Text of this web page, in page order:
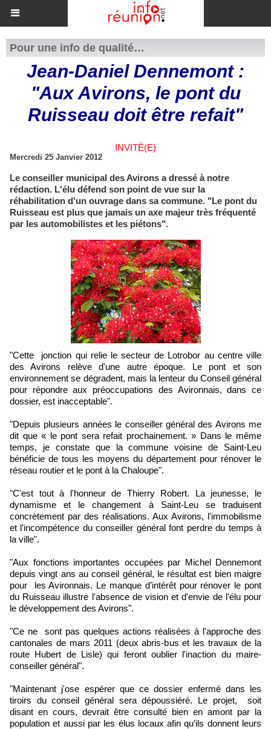
Pour une info de qualité…
Jean-Daniel Dennemont :
"Aux Avirons, le pont du
Ruisseau doit être refait"
INVITÉ(E)
Mercredi 25 Janvier 2012
Le conseiller municipal des Avirons a dressé à notre
rédaction. L'élu défend son point de vue sur la
réhabilitation d'un ouvrage dans sa commune. "Le pont du
Ruisseau est plus que jamais un axe majeur très fréquenté
par les automobilistes et les piétons".
"Cette jonction qui relie le secteur de Lotrobor au centre ville
des Avirons relève d'une autre époque. Le pont et son
environnement se dégradent, mais la lenteur du Conseil général
pour répondre aux préoccupations des Avironnais, dans ce
dossier, est inacceptable".
"Depuis plusieurs années le conseiller général des Avirons me
dit que « le pont sera refait prochainement. » Dans le même
temps, je constate que la commune voisine de Saint-Leu
bénéficie de tous les moyens du département pour rénover le
réseau routier et le pont à la Chaloupe".
"C'est tout à l'honneur de Thierry Robert. La jeunesse, le
dynamisme et le changement à Saint-Leu se traduisent
concrètement par des réalisations. Aux Avirons, l'immobilisme
et l'incompétence du conseiller général font perdre du temps à
la ville".
"Aux fonctions importantes occupées par Michel Dennemont
depuis vingt ans au conseil général, le résultat est bien maigre
pour les Avironnais. Le manque d’intérêt pour rénover le pont
du Ruisseau illustre l'absence de vision et d'envie de l'élu pour
le développement des Avirons".
"Ce ne sont pas quelques actions réalisées à l'approche des
cantonales de mars 2011 (deux abris-bus et les travaux de la
route Hubert de Lisle) qui feront oublier l'inaction du maire-
conseiller général".
"Maintenant j'ose espérer que ce dossier enfermé dans les
tiroirs du conseil général sera dépoussiéré. Le projet, soit
disant en cours, devrait être consulté bien en amont par la
population et aussi par les élus locaux afin qu’ils donnent leurs